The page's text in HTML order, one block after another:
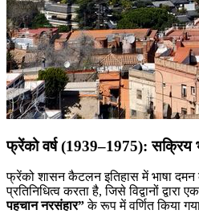
फ्रेंको वर्ष (1939–1975): सक्रिय
फ्रेंको शासन कैटलन इतिहास में भाषा
प्रतिनिधित्व करता है, जिसे विद्वानों द्वारा
पहचान नरसंहार”के रूप में वर्णित किया